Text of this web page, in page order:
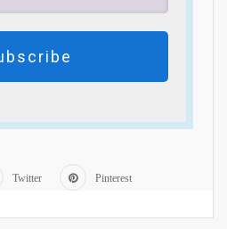
Twitter Pinterest